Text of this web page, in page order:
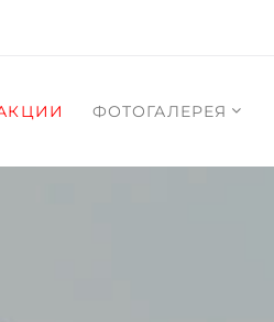
ФОТОГАЛЕРЕЯ